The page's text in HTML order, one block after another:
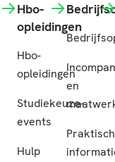
Hbo-
opleidingen
Hbo-
opleidingen
Studiekeuze-
events
Hulp
en